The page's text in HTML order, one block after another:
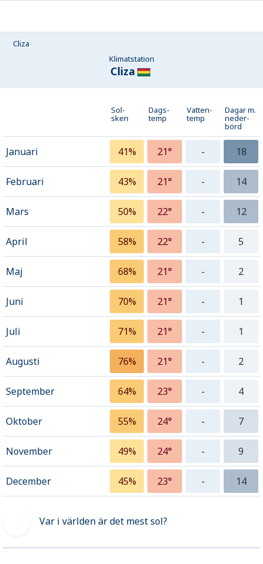
Cliza
Klimatstation
Cliza
Sol-
sken
Dags-
temp
Vatten-
temp
Dagar m.
neder­
börd
Januari 41% 21° - 18
Februari 43% 21° - 14
Mars 50% 22° - 12
April 58% 22° - 5
Maj 68% 21° - 2
Juni 70% 21° - 1
Juli 71% 21° - 1
Augusti 76% 21° - 2
September 64% 23° - 4
Oktober 55% 24° - 7
November 49% 24° - 9
December 45% 23° - 14
Var i världen är det mest sol?